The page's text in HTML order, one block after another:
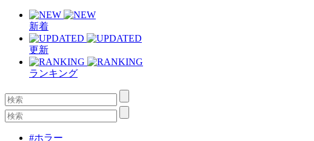
新着
更新
ランキング
#ホラー